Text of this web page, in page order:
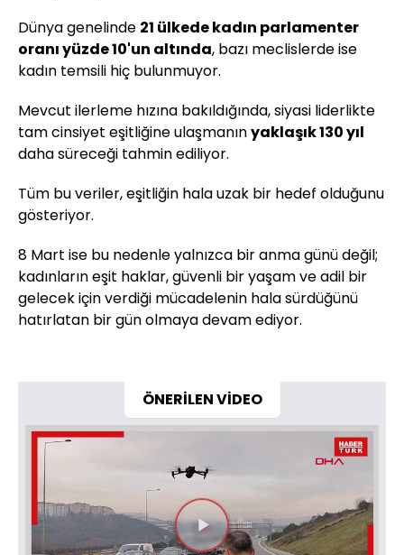
Dünya genelinde 21 ülkede kadın parlamenter
oranı yüzde 10'un altında, bazı meclislerde ise
kadın temsili hiç bulunmuyor.
Mevcut ilerleme hızına bakıldığında, siyasi liderlikte
tam cinsiyet eşitliğine ulaşmanınyaklaşık 130 yıl
daha süreceği tahmin ediliyor.
Tüm bu veriler, eşitliğin hala uzak bir hedef olduğunu
gösteriyor.
8 Mart ise bu nedenle yalnızca bir anma günü değil;
kadınların eşit haklar, güvenli bir yaşam ve adil bir
gelecek için verdiği mücadelenin hala sürdüğünü
hatırlatan bir gün olmaya devam ediyor.
ÖNERİLEN VİDEO
Videoyu